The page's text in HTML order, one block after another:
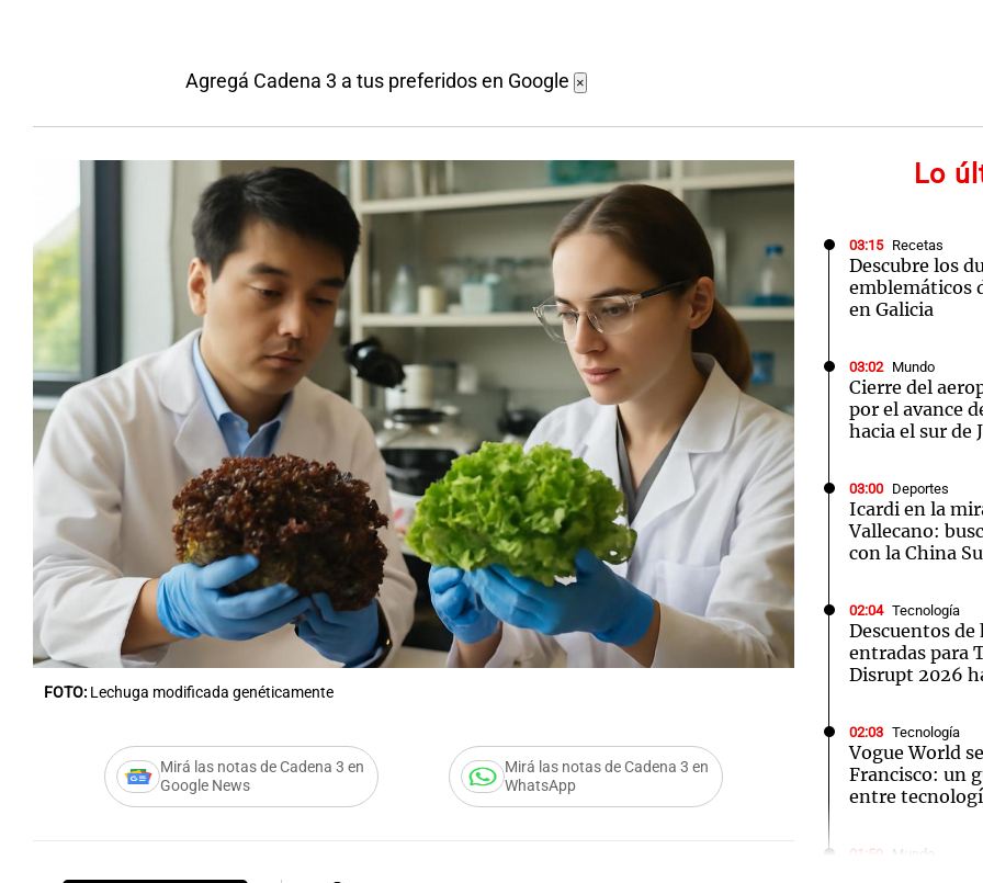
Agregá Cadena 3 a tus preferidos en Google ×
FOTO: Lechuga modificada genéticamente
Mirá las notas de Cadena 3 en
Google News
Mirá las notas de Cadena 3 en
WhatsApp
Lo
03:15 Recetas
Descubre los
emblemáticos
en Galicia
03:02 Mundo
Cierre del
por el avance
hacia el sur de
03:00 Deportes
Icardi en la
Vallecano:
con la China
02:04 Tecnología
Descuentos
entradas para
Disrupt 2026
02:03 Tecnología
Vogue World
Francisco: un
entre
01:59 Mundo
Audio.